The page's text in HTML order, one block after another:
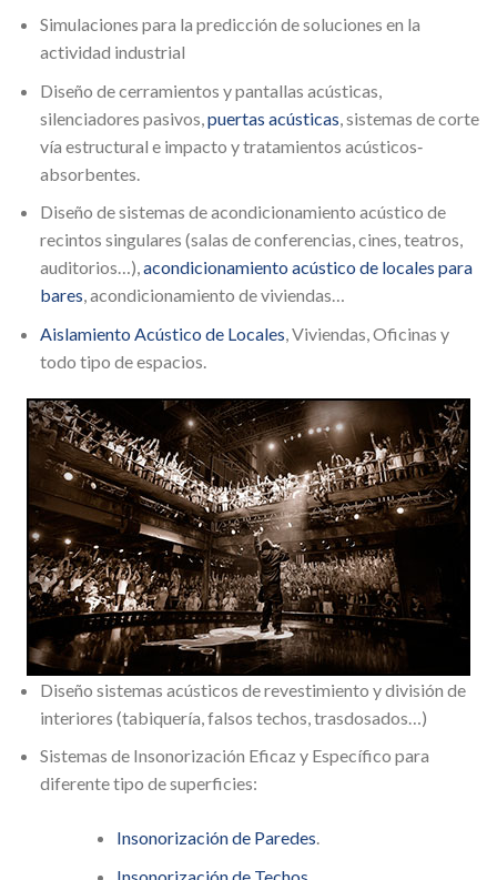
Simulaciones para la predicción de soluciones en la
actividad industrial
Diseño de cerramientos y pantallas acústicas,
silenciadores pasivos, puertas acústicas , sistemas de corte
vía estructural e impacto y tratamientos acústicos‐
absorbentes.
Diseño de sistemas de acondicionamiento acústico de
recintos singulares (salas de conferencias, cines, teatros,
auditorios…),acondicionamiento acústico de locales para
bares, acondicionamiento de viviendas…
Aislamiento Acústico de Locales , Viviendas, Oficinas y
todo tipo de espacios.
Diseño sistemas acústicos de revestimiento y división de
interiores (tabiquería, falsos techos, trasdosados…)
Sistemas de Insonorización Eficaz y Específico para
diferente tipo de superficies:
Insonorización de Paredes.